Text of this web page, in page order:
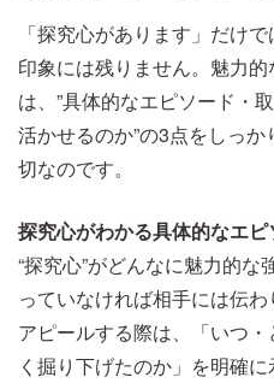
「探究心があります」だけ
印象には残りません。魅力
は、”具体的なエピソード・
活かせるのか”の3点をしっ
切なのです。
探究心がわかる具体的なエ
“探究心”がどんなに魅力的
っていなければ相手には伝
アピールする際は、「いつ
く掘り下げたのか」を明確に